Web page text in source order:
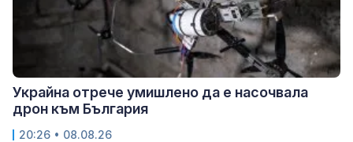
Украйна отрече умишлено да е насочвала
дрон към България
20:26 • 08.08.26